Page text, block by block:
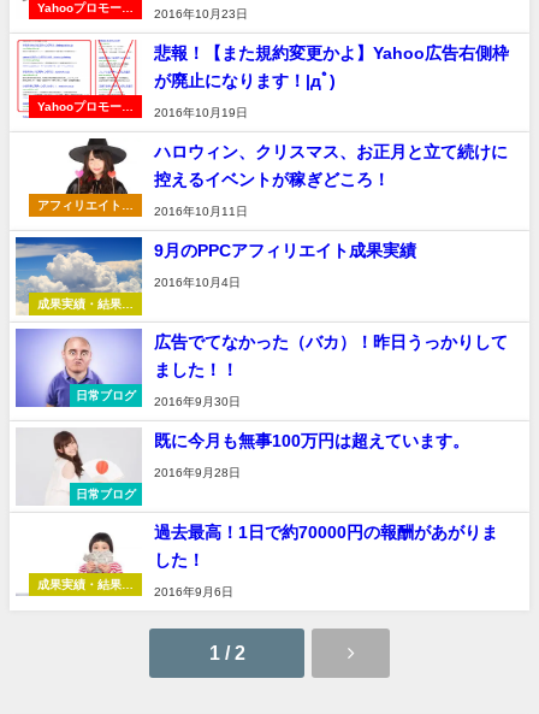
Yahooプロモーシ
2016年10月23日
Yahooプロモーシ
悲報！【また規約変更かよ】Yahoo広告右側枠
が廃止になります！|дﾟ)
2016年10月19日
アフィリエイト全
ハロウィン、クリスマス、お正月と立て続けに
控えるイベントが稼ぎどころ！
2016年10月11日
成果実績・結果報
告
9月のPPCアフィリエイト成果実績
2016年10月4日
日常ブログ
広告でてなかった（バカ）！昨日うっかりして
ました！！
2016年9月30日
日常ブログ
既に今月も無事100万円は超えています。
2016年9月28日
成果実績・結果報
過去最高！1日で約70000円の報酬があがりま
した！
2016年9月6日
1 / 2